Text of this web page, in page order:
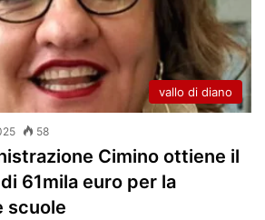
vallo di diano
58
Cimino ottiene il
61mila euro per la
scuole